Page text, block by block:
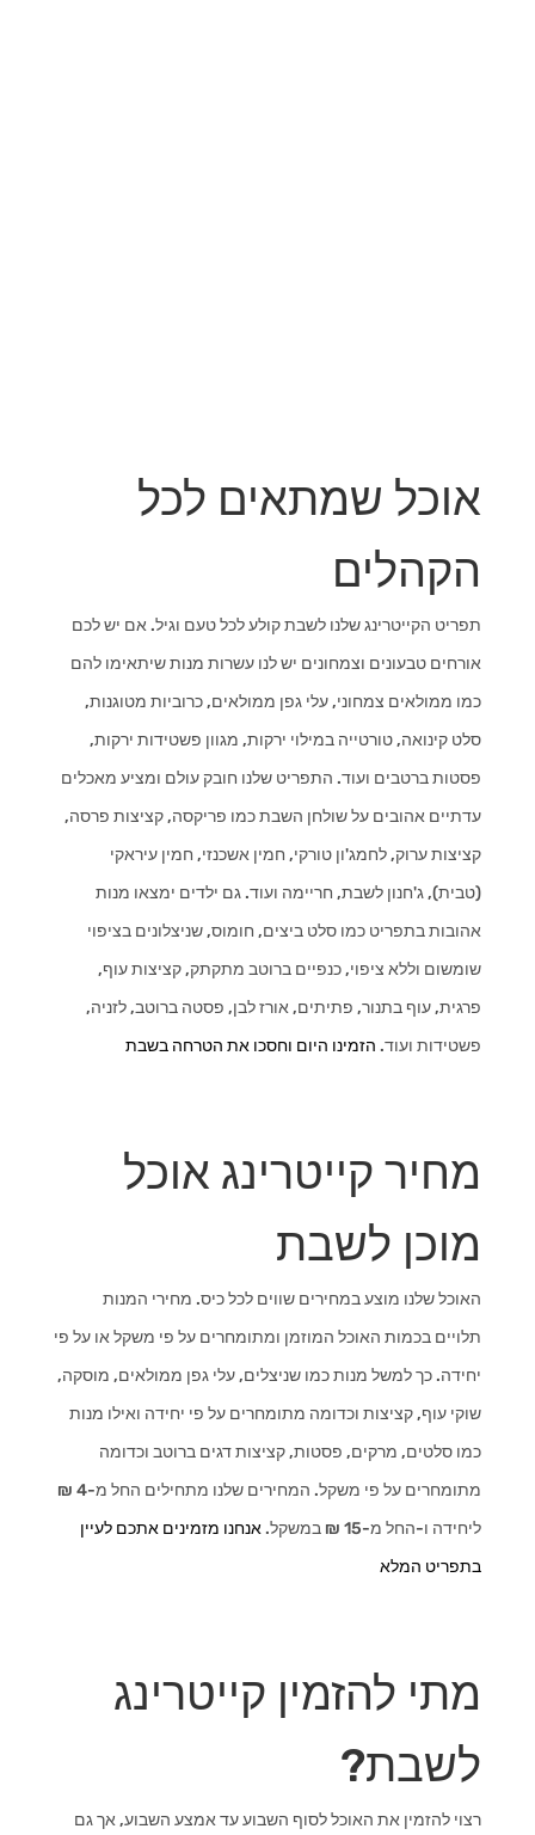
אוכל שמתאים לכל
הקהלים
תפריט הקייטרינג שלנו לשבת קולע לכל טעם וגיל. אם יש לכם
אורחים טבעונים וצמחונים יש לנו עשרות מנות שיתאימו להם
כמו ממולאים צמחוני, עלי גפן ממולאים, כרוביות מטוגנות,
סלט קינואה, טורטייה במילוי ירקות, מגוון פשטידות ירקות,
פסטות ברטבים ועוד. התפריט שלנו חובק עולם ומציע מאכלים
עדתיים אהובים על שולחן השבת כמו פריקסה, קציצות פרסה,
קציצות ערוק, לחמג'ון טורקי, חמין אשכנזי, חמין עיראקי
(טבית), ג'חנון לשבת, חריימה ועוד. גם ילדים ימצאו מנות
אהובות בתפריט כמו סלט ביצים, חומוס, שניצלונים בציפוי
שומשום וללא ציפוי, כנפיים ברוטב מתקתק, קציצות עוף,
פרגית, עוף בתנור, פתיתים, אורז לבן, פסטה ברוטב, לזניה,
פשטידות ועוד. הזמינו היום וחסכו את הטרחה בשבת
מחיר קייטרינג אוכל
מוכן לשבת
האוכל שלנו מוצע במחירים שווים לכל כיס. מחירי המנות
תלויים בכמות האוכל המוזמן ומתומחרים על פי משקל או על פי
יחידה. כך למשל מנות כמו שניצלים, עלי גפן ממולאים, מוסקה,
שוקי עוף, קציצות וכדומה מתומחרים על פי יחידה ואילו מנות
כמו סלטים, מרקים, פסטות, קציצות דגים ברוטב וכדומה
מתומחרים על פי משקל. המחירים שלנו מתחילים החל מ-4 ₪
ליחידה ו-החל מ-15 ₪ במשקל.
אנחנו מזמינים אתכם לעיין
בתפריט המלא
מתי להזמין קייטרינג
לשבת?
רצוי להזמין את האוכל לסוף השבוע עד אמצע השבוע, אך גם